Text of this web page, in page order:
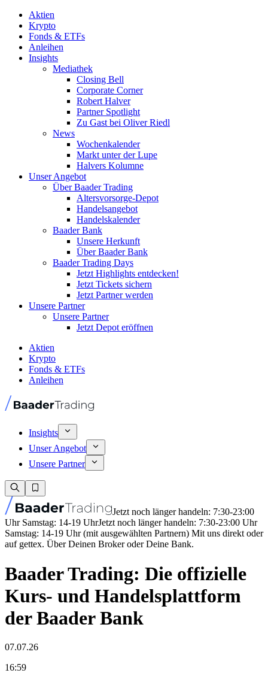
Aktien
Krypto
Fonds & ETFs
Anleihen
Insights
Mediathek
Closing Bell
Corporate Corner
Robert Halver
Partner Spotlight
Zu Gast bei Oliver Riedl
News
Wochenkalender
Markt unter der Lupe
Halvers Kolumne
Unser Angebot
Über Baader Trading
Altersvorsorge-Depot
Handelsangebot
Handelskalender
Baader Bank
Unsere Herkunft
Über Baader Bank
Baader Trading Days
Jetzt Highlights entdecken!
Jetzt Tickets sichern
Jetzt Partner werden
Unsere Partner
Unsere Partner
Jetzt Depot eröffnen
Aktien
Krypto
Fonds & ETFs
Anleihen
Insights
Unser Angebot
Unsere Partner
Jetzt noch länger handeln: 7:30-23:00
Uhr Samstag: 14-19 UhrJetzt noch länger handeln: 7:30-23:00 Uhr
Samstag: 14-19 Uhr (mit ausgewählten Partnern) Mit uns direkt oder
auf gettex. Über Deinen Broker oder Deine Bank.
Baader Trading: Die offizielle
Kurs- und Handelsplattform
der Baader Bank
07.07.26
16:59